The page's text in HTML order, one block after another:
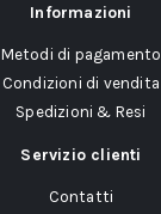
Informazioni
Metodi di pagamento
Condizioni di vendita
Spedizioni & Resi
Servizio clienti
Contatti